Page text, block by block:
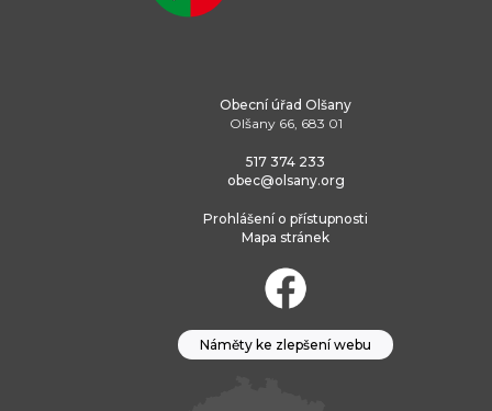
Obecní úřad Olšany
Olšany 66, 683 01
517 374 233
obec@olsany.org
Prohlášení o přístupnosti
Mapa stránek
Náměty ke zlepšení webu